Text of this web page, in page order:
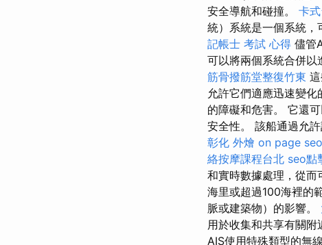
安全導航和碰撞。 卡
統）系統是一個系統，
記帳士 考試 心得 儘管
可以將兩個系統合併以
筋骨撥筋堂整復竹東
允許它們適應迅速變
的障礙和危害。 它還
安全性。 該船通過允
彰化 外燴 on page seo
絡按摩課程台北 seo點
和實時數據處理，從而
海里或超過100海裡的
脈或建築物）的影響。
用於收集和共享有關附
AIS使用特殊類型的無